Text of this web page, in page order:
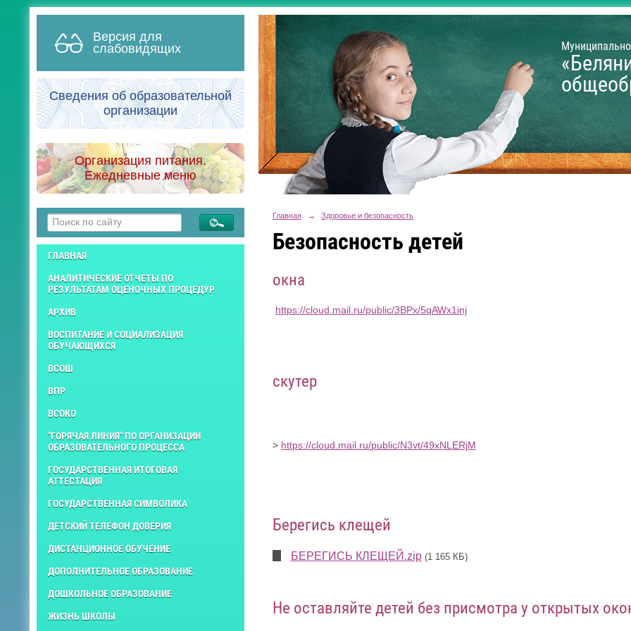
Версия для
слабовидящих
Сведения об образовательной
организации
Организация питания.
Ежедневные меню
ГЛАВНАЯ
АНАЛИТИЧЕСКИЕ ОТЧЕТЫ ПО
РЕЗУЛЬТАТАМ ОЦЕНОЧНЫХ ПРОЦЕДУР
АРХИВ
ВОСПИТАНИЕ И СОЦИАЛИЗАЦИЯ
ОБУЧАЮЩИХСЯ
ВСОШ
ВПР
ВСОКО
"ГОРЯЧАЯ ЛИНИЯ" ПО ОРГАНИЗАЦИИ
ОБРАЗОВАТЕЛЬНОГО ПРОЦЕССА
ГОСУДАРСТВЕННАЯ ИТОГОВАЯ
АТТЕСТАЦИЯ
ГОСУДАРСТВЕННАЯ СИМВОЛИКА
ДЕТСКИЙ ТЕЛЕФОН ДОВЕРИЯ
ДИСТАНЦИОННОЕ ОБУЧЕНИЕ
ДОПОЛНИТЕЛЬНОЕ ОБРАЗОВАНИЕ
ДОШКОЛЬНОЕ ОБРАЗОВАНИЕ
ЖИЗНЬ ШКОЛЫ
Главная → Здоровье и безопасность
Безопасность детей
окна
https://cloud.mail.ru/public/3BPx/5qAWx1inj
скутер
> https://cloud.mail.ru/public/N3vt/49xNLERjM
Берегись клещей
БЕРЕГИСЬ КЛЕЩЕЙ.zip (1 165 КБ)
Не оставляйте детей без присмотра у открытых